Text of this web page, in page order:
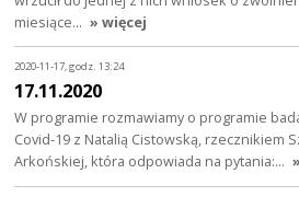
miesiące… » więcej
2020-11-17, godz. 13:24
17.11.2020
W programie rozmawiamy o programie
Covid-19 z Natalią Cistowską, rzecznikiem
Arkońskiej, która odpowiada na pytania:…